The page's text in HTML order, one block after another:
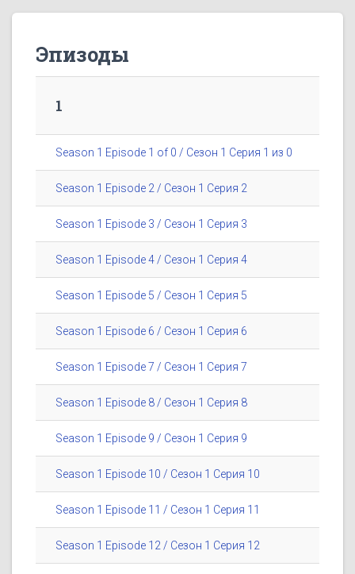
Эпизоды
1
Season 1 Episode 1 of 0 / Сезон 1 Серия 1 из 0
Season 1 Episode 2 / Сезон 1 Серия 2
Season 1 Episode 3 / Сезон 1 Серия 3
Season 1 Episode 4 / Сезон 1 Серия 4
Season 1 Episode 5 / Сезон 1 Серия 5
Season 1 Episode 6 / Сезон 1 Серия 6
Season 1 Episode 7 / Сезон 1 Серия 7
Season 1 Episode 8 / Сезон 1 Серия 8
Season 1 Episode 9 / Сезон 1 Серия 9
Season 1 Episode 10 / Сезон 1 Серия 10
Season 1 Episode 11 / Сезон 1 Серия 11
Season 1 Episode 12 / Сезон 1 Серия 12